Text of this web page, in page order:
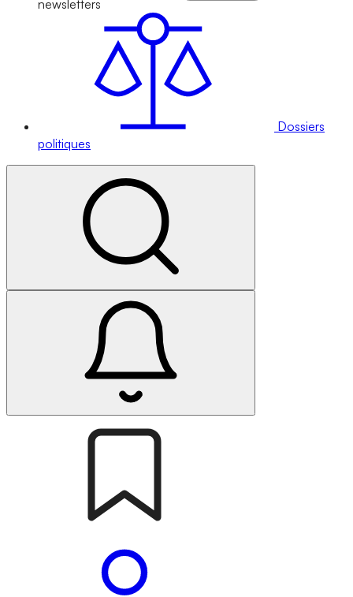
newsletters
Dossiers
politiques